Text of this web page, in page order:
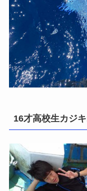
16才高校生カジ